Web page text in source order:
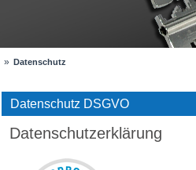
» Datenschutz
Datenschutz DSGVO
Datenschutzerklärung